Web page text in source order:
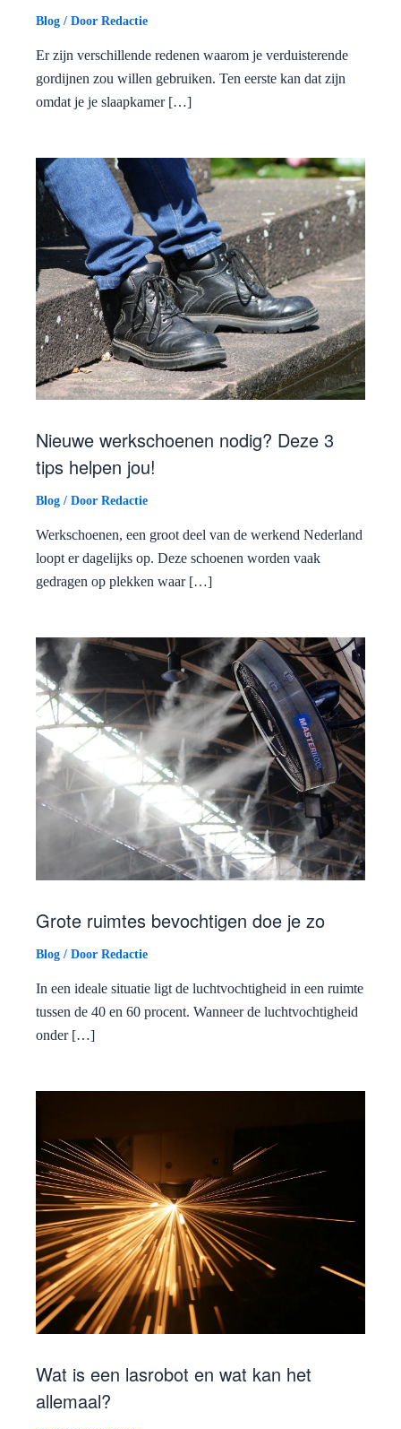
Blog / Door Redactie
Er zijn verschillende redenen waarom je verduisterende
gordijnen zou willen gebruiken. Ten eerste kan dat zijn
omdat je je slaapkamer […]
Nieuwe werkschoenen nodig? Deze 3
tips helpen jou!
Blog / Door Redactie
Werkschoenen, een groot deel van de werkend Nederland
loopt er dagelijks op. Deze schoenen worden vaak
gedragen op plekken waar […]
Grote ruimtes bevochtigen doe je zo
Blog / Door Redactie
In een ideale situatie ligt de luchtvochtigheid in een ruimte
tussen de 40 en 60 procent. Wanneer de luchtvochtigheid
onder […]
Wat is een lasrobot en wat kan het
allemaal?